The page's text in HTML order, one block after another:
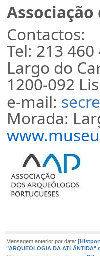
Contactos:
Tel: 213
Largo do
1200-092
e-mail:
Morada:
Mensagem anterior por data:
"ARQUEOLOGIA DA ATLÂNTIDA"